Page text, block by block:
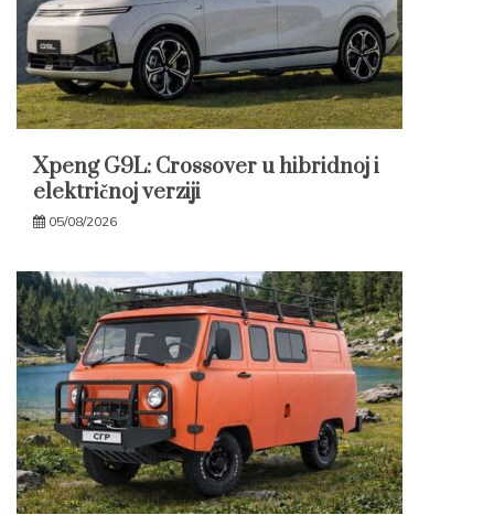
Xpeng G9L: Crossover u hibridnoj i
električnoj verziji
05/08/2026